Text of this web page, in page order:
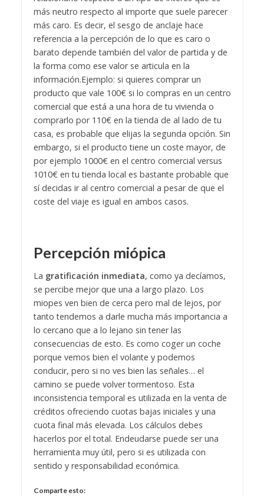
más neutro respecto al importe que suele parecer
más caro. Es decir, el sesgo de anclaje hace
referencia a la percepción de lo que es caro o
barato depende también del valor de partida y de
la forma como ese valor se articula en la
información.Ejemplo: si quieres comprar un
producto que vale 100€ si lo compras en un centro
comercial que está a una hora de tu vivienda o
comprarlo por 110€ en la tienda de al lado de tu
casa, es probable que elijas la segunda opción. Sin
embargo, si el producto tiene un coste mayor, de
por ejemplo 1000€ en el centro comercial versus
1010€ en tu tienda local es bastante probable que
sí decidas ir al centro comercial a pesar de que el
coste del viaje es igual en ambos casos.
Percepción miópica
La gratificación inmediata, como ya decíamos,
se percibe mejor que una a largo plazo. Los
miopes ven bien de cerca pero mal de lejos, por
tanto tendemos a darle mucha más importancia a
lo cercano que a lo lejano sin tener las
consecuencias de esto. Es como coger un coche
porque vemos bien el volante y podemos
conducir, pero si no ves bien las señales… el
camino se puede volver tormentoso. Esta
inconsistencia temporal es utilizada en la venta de
créditos ofreciendo cuotas bajas iniciales y una
cuota final más elevada. Los cálculos debes
hacerlos por el total. Endeudarse puede ser una
herramienta muy útil, pero si es utilizada con
sentido y responsabilidad económica.
Comparte esto: